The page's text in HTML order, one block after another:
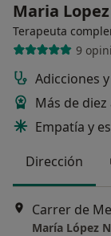
Maria
Terapeuta
9
Adicciones
Más de
Empatía y
Dirección
Carrer de
María López